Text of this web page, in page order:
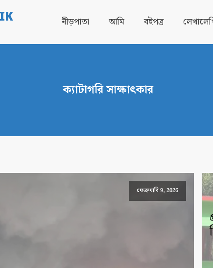
নীড়পাতা আমি বইপত্র
ক্যাটাগরিসাক্ষাৎকার
ফেব্রুয়ারি 9, 2026